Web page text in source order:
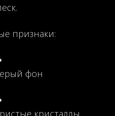
признаки:
фон
кристаллы